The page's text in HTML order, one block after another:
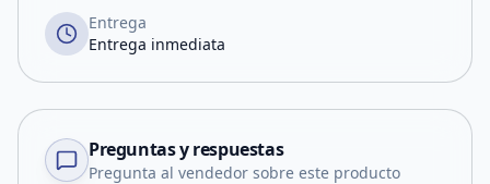
Entrega
Entrega inmediata
Preguntas y respuestas
Pregunta al vendedor sobre este producto